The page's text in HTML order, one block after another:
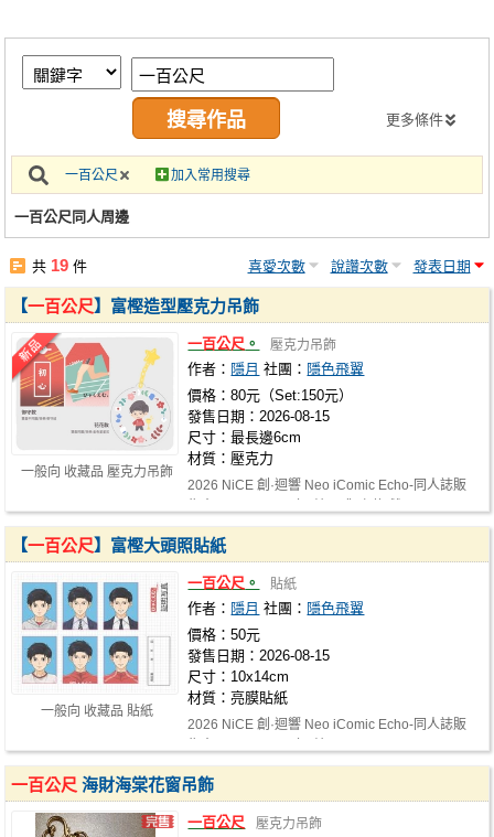
繪圖藝廊
交流中心
攤位轉讓區
會員功能選單
註冊會員
更多條件
一百公尺 加入常用搜尋
一百公尺同人周邊
共 19 件 喜愛次數 說讚次數 發表日期
一般向 收藏品 壓克力吊飾
【一百公尺】富樫造型壓克力吊飾
一百公尺 。 壓克力吊飾
作者： 隱月 社團： 隱色飛翼
價格：80元（Set:150元）
發售日期：2026-08-15
尺寸：最長邊6cm
材質：壓克力
2026 NiCE 創·迴響 Neo iComic Echo-同人誌販
一般向 收藏品 貼紙
【一百公尺】富樫大頭照貼紙
一百公尺 。 貼紙
作者： 隱月 社團： 隱色飛翼
價格：50元
發售日期：2026-08-15
尺寸：10x14cm
材質：亮膜貼紙
2026 NiCE 創·迴響 Neo iComic Echo-同人誌販
一百公尺 海財海棠花窗吊飾
一百公尺 壓克力吊飾